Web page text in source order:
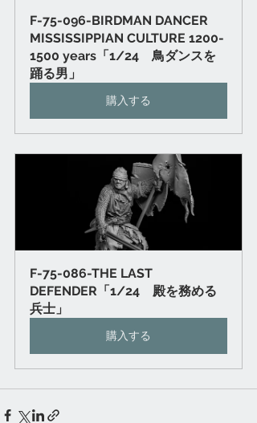
F-75-096-BIRDMAN DANCER
MISSISSIPPIAN CULTURE 1200-
1500 years「1/24　鳥ダンスを
踊る男」
購入する
F-75-086-THE LAST
DEFENDER「1/24　殿を務める
兵士」
購入する